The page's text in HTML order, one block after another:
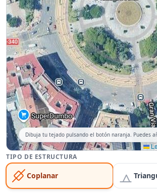
Dibuja tu tejado pulsando el botón naranja. Puedes
TIPO DE ESTRUCTURA
Coplanar